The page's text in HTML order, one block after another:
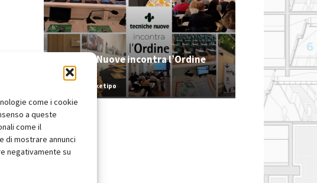
come i cookie
a queste
come il
di mostrare annunci
negativamente su
Tecniche Nuove incontra l’Ordine
2026
Redazione Arketipo